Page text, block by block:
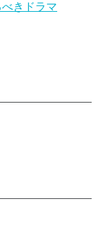
きドラマ